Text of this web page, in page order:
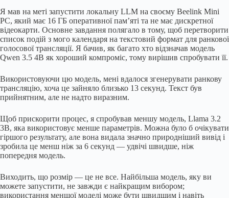
Я мав на меті запустити локальну LLM на своєму Beelink Mini
PC, який має 16 ГБ оперативної пам’яті та не має дискретної
відеокарти. Основне завдання полягало в тому, щоб перетворити
список подій з мого календаря на текстовий формат для ранкової
голосової трансляції. Я бачив, як багато хто відзначав модель
Qwen 3.5 4B як хороший компроміс, тому вирішив спробувати її.
Використовуючи цю модель, мені вдалося згенерувати ранкову
трансляцію, хоча це зайняло близько 13 секунд. Текст був
прийнятним, але не надто виразним.
Щоб прискорити процес, я спробував меншу модель, Llama 3.2
3B, яка використовує менше параметрів. Можна було б очікувати
гіршого результату, але вона видала значно природніший вивід і
зробила це менш ніж за 6 секунд — удвічі швидше, ніж
попередня модель.
Виходить, що розмір — це не все. Найбільша модель, яку ви
можете запустити, не завжди є найкращим вибором;
використання меншої моделі може бути швидшим і навіть